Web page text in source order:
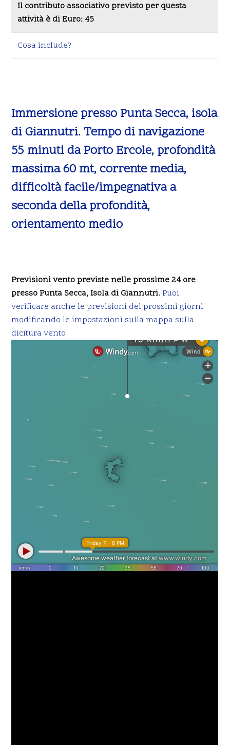
Il contributo associativo previsto per questa
attività è di Euro: 45
Cosa include?
Immersione presso Punta Secca, isola
di Giannutri. Tempo di navigazione
55 minuti da Porto Ercole, profondità
massima 60 mt, corrente media,
difficoltà facile/impegnativa a
seconda della profondità,
orientamento medio
Previsioni vento previste nelle prossime 24 ore
presso Punta Secca, Isola di Giannutri. Puoi
verificare anche le previsioni dei prossimi giorni
modificando le impostazioni sulla mappa sulla
dicitura vento